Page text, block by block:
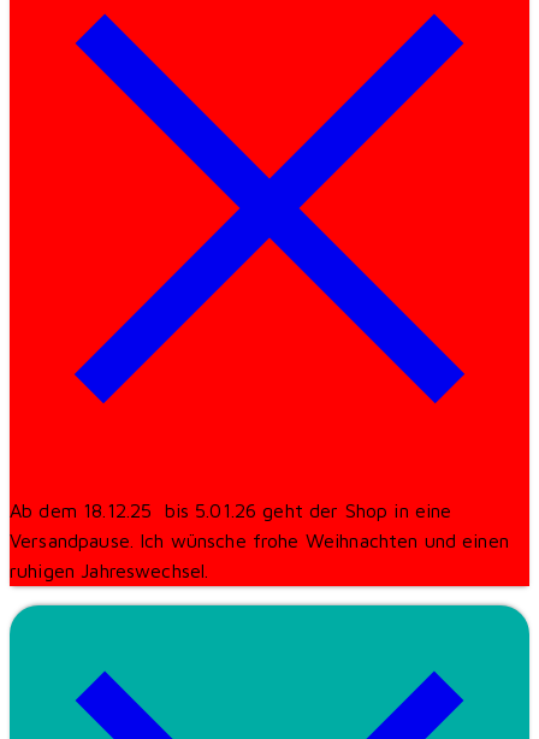
Ab dem 18.12.25 bis 5.01.26 geht der Shop in eine
Versandpause. Ich wünsche frohe Weihnachten und einen
ruhigen Jahreswechsel.